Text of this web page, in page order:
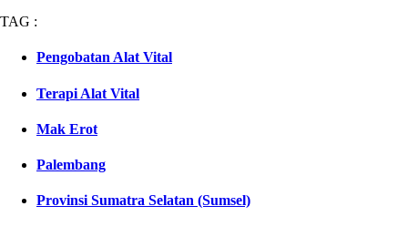
TAG :
Pengobatan Alat Vital
Terapi Alat Vital
Mak Erot
Palembang
Provinsi Sumatra Selatan (Sumsel)